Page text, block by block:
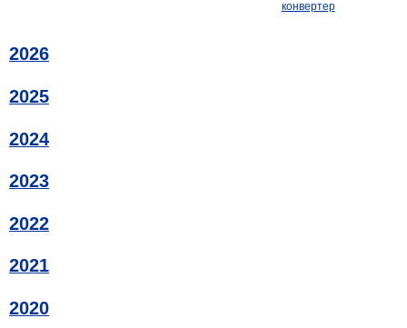
конвертер
2026
2025
2024
2023
2022
2021
2020